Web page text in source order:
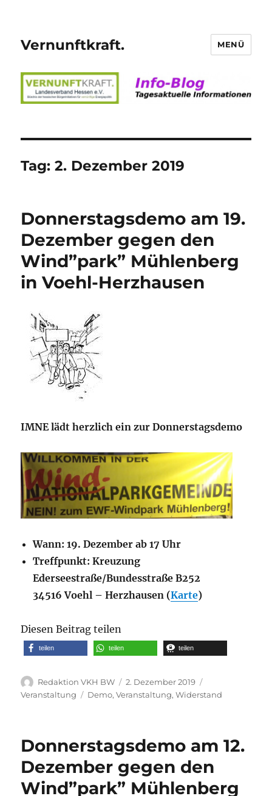
Vernunftkraft. MENÜ
Tag:2. Dezember 2019
Donnerstagsdemo am 19.
Dezember gegen den
Wind”park” Mühlenberg
in Voehl-Herzhausen
IMNE lädt herzlich ein zur Donnerstagsdemo
Wann: 19. Dezember ab 17 Uhr
Treffpunkt: Kreuzung
Ederseestraße/Bundesstraße B252
34516 Voehl – Herzhausen (Karte)
Diesen Beitrag teilen
teilen teilen teilen
Autor
Redaktion VKH BW
Veröffentlicht
am
2. Dezember 2019
Veranstaltung
Schlagwörter
Demo,Veranstaltung,Widerstand
Donnerstagsdemo am 12.
Dezember gegen den
Wind”park” Mühlenberg